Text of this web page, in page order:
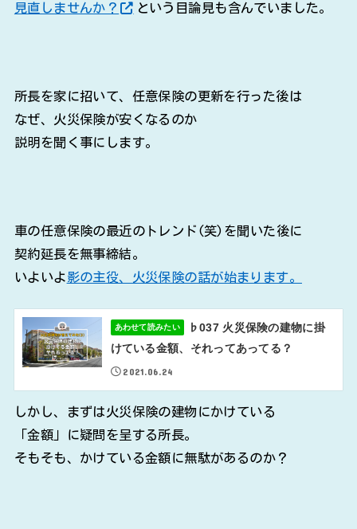
見直しませんか？
という目論見も含んでいました。
所長を家に招いて、任意保険の更新を行った後は
なぜ、火災保険が安くなるのか
説明を聞く事にします。
車の任意保険の最近のトレンド(笑)を聞いた後に
契約延長を無事締結。
いよいよ 影の主役、火災保険の話が始まります。
あわせて読みたい
♭037 火災保険の建物に掛
けている金額、それってあってる？
2021.06.24
しかし、まずは火災保険の建物にかけている
「金額」に疑問を呈する所長。
そもそも、かけている金額に無駄があるのか？